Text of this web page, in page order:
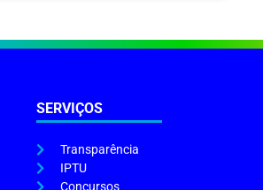
SERVIÇOS
Transparência
IPTU
Concursos